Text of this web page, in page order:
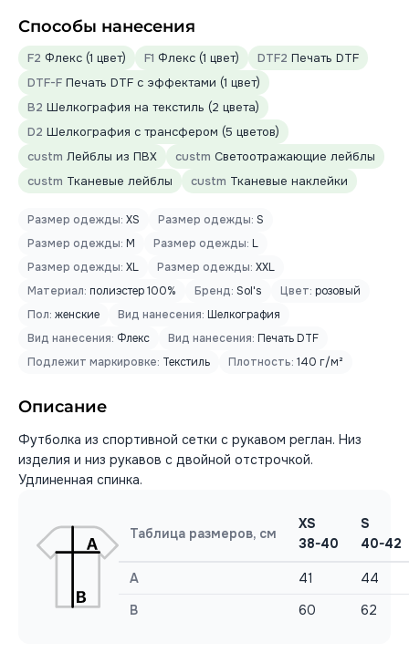
Способы нанесения
F2 Флекс (1 цвет) F1 Флекс (1 цвет) DTF2 Печать DTF
DTF-F Печать DTF с эффектами (1 цвет)
B2 Шелкография на текстиль (2 цвета)
D2 Шелкография с трансфером (5 цветов)
custm Лейблы из ПВХ custm Светоотражающие лейблы
custm Тканевые лейблы custm Тканевые наклейки
Размер одежды: XS Размер одежды: S
Размер одежды: M Размер одежды: L
Размер одежды: XL Размер одежды: XXL
Материал: полиэстер 100% Бренд: Sol's Цвет: розовый
Пол: женские Вид нанесения: Шелкография
Вид нанесения: Флекс Вид нанесения: Печать DTF
Подлежит маркировке: Текстиль Плотность: 140 г/м²
Описание
Футболка из спортивной сетки с рукавом реглан. Низ
изделия и низ рукавов с двойной отстрочкой.
Удлиненная спинка.
Таблица размеров, см
XS
38-40
S
40-42
A 41
44
B
60 62